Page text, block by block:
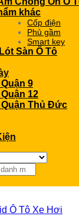
khác
Cốp điện
Phủ gầm
Smart key
Sàn Ô Tô
9
12
Quận Thủ Đức
Ô Tô Xe Hơi